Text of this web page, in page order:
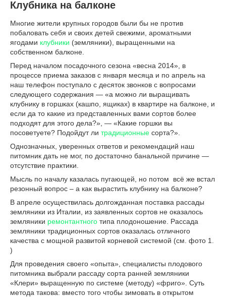
Клубника на балконе
Многие жители крупных городов были бы не против
побаловать себя и своих детей свежими, ароматными
ягодами клубники (земляники), выращенными на
собственном балконе.
Перед началом посадочного сезона «весна 2014», в
процессе приема заказов с января месяца и по апрель на
наш телефон поступало с десяток звонков с вопросами
следующего содержания — «а можно ли выращивать
клубнику в горшках (кашпо, ящиках) в квартире на балконе, и
если да то какие из представленных вами сортов более
подходят для этого дела?», ― «Какие горшки вы
посоветуете? Подойдут ли традиционные сорта?».
Однозначных, уверенных ответов и рекомендаций наш
питомник дать не мог, по достаточно банальной причине ―
отсутствие практики.
Мысль по началу казалась пугающей, но потом всё же встал
резонный вопрос – а как вырастить клубнику на балконе?
В апреле осуществилась долгожданная поставка рассады
земляники из Италии, из заявленных сортов не оказалось
земляники ремонтантного типа плодоношение. Рассада
земляники традиционных сортов оказалась отличного
качества с мощной развитой корневой системой (см. фото 1.
)
Для проведения своего «опыта», специалисты плодового
питомника выбрали рассаду сорта ранней земляники
«Клери» выращенную по системе (методу) «фриго». Суть
метода такова: вместо того чтобы зимовать в открытом